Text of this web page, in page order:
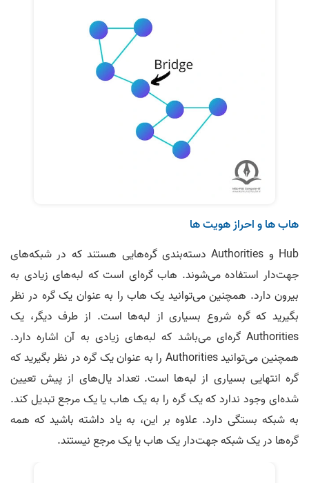
هاب ها و احراز هویت ها
Hub و Authorities دسته‌بندی گره‌هایی هستند که در شبکه‌های
جهت‌دار استفاده می‌شوند. هاب گره‌ای است که لبه‌های زیادی به
بیرون دارد. همچنین می‌توانید یک هاب را به عنوان یک گره در نظر
بگیرید که گره شروع بسیاری از لبه‌ها است. از طرف دیگر، یک
Authorities گره‌ای می‌باشد که لبه‌های زیادی به آن اشاره دارد.
همچنین می‌توانید Authorities را به عنوان یک گره در نظر بگیرید که
گره انتهایی بسیاری از لبه‌ها است. تعداد یال‌های از پیش تعیین
شده‌ای وجود ندارد که یک گره را به یک هاب یا یک مرجع تبدیل کند.
به شبکه بستگی دارد. علاوه بر این، به یاد داشته باشید که همه
گره‌ها در یک شبکه جهت‌دار یک هاب یا یک مرجع نیستند.